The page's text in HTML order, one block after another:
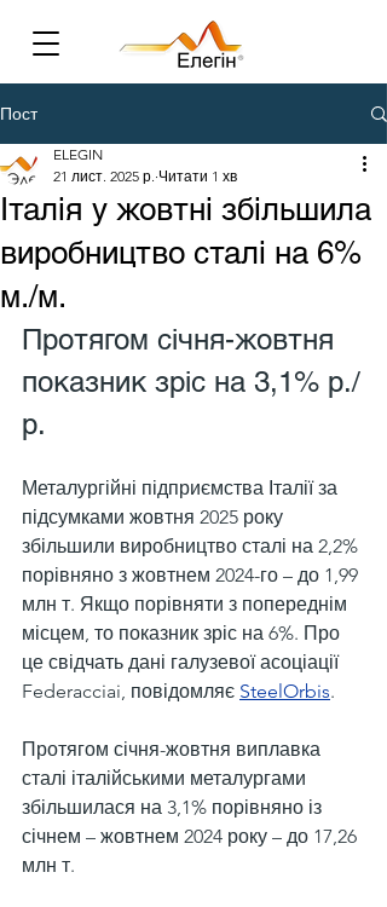
Пост
Італія у жовтні збільшила
виробництво сталі на 6%
м./м.
ELEGIN
21 лист. 2025 р. Читати 1 хв
Протягом січня-жовтня
показник зріс на 3,1% р./
р.
Металургійні підприємства Італії за
підсумками жовтня 2025 року
збільшили виробництво сталі на 2,2%
порівняно з жовтнем 2024-го – до 1,99
млн т. Якщо порівняти з попереднім
місцем, то показник зріс на 6%. Про
це свідчать дані галузевої асоціації
Federacciai, повідомляє SteelOrbis.
Протягом січня-жовтня виплавка
сталі італійськими металургами
збільшилася на 3,1% порівняно із
січнем – жовтнем 2024 року – до 17,26
млн т.